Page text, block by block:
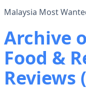
Malaysia Most
Archive
Food &
Reviews